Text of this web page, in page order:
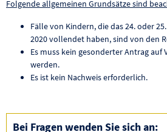
Folgende allgemeinen Grundsätze sind
Fälle von Kindern, die das 24. oder
2020 vollendet haben, sind von den
Es muss kein gesonderter Antrag auf
werden.
Es ist kein Nachweis erforderlich.
Bei Fragen wenden Sie sich an: